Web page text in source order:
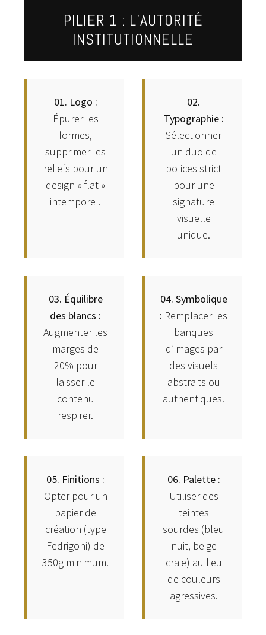
PILIER 1 : L’AUTORITÉ
INSTITUTIONNELLE
01. Logo :
Épurer les
formes,
supprimer les
reliefs pour un
design « flat »
intemporel.
02.
Typographie :
Sélectionner
un duo de
polices strict
pour une
signature
visuelle
unique.
03. Équilibre
des blancs :
Augmenter les
marges de
20% pour
laisser le
contenu
respirer.
04. Symbolique
: Remplacer les
banques
d’images par
des visuels
abstraits ou
authentiques.
05. Finitions :
Opter pour un
papier de
création (type
Fedrigoni) de
350g minimum.
06. Palette :
Utiliser des
teintes
sourdes (bleu
nuit, beige
craie) au lieu
de couleurs
agressives.